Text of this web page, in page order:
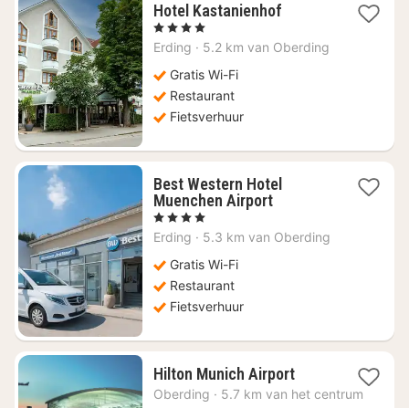
Hotel Kastanienhof1
vanaf
, 4 Sterren
Erding · 5.2 km van Oberding
Gratis Wi-Fi
Restaurant
Fietsverhuur
Best Western Hotel
Muenchen Airport1
vanaf
, 4 Sterren
Erding · 5.3 km van Oberding
Gratis Wi-Fi
Restaurant
Fietsverhuur
Hilton Munich Airport1
nacht
Oberding · 5.7 km van het centrum